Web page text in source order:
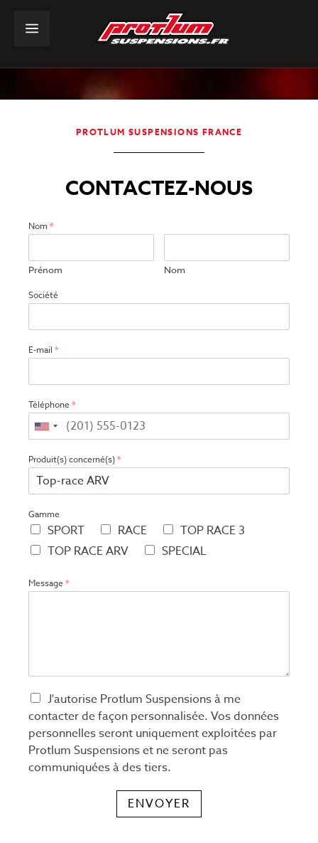
PROTLUM SUSPENSIONS FRANCE
CONTACTEZ-NOUS
Nom*
Prénom Nom
Société
E-mail *
Téléphone*
Produit(s) concerné(s)*
Gamme
SPORT RACE
TOP RACE 3
TOP RACE ARV
SPECIAL
Message*
J'autorise Protlum Suspensions à me
contacter de façon personnalisée. Vos données
personnelles seront uniquement exploitées par
Protlum Suspensions et ne seront pas
communiquées à des tiers.
ENVOYER